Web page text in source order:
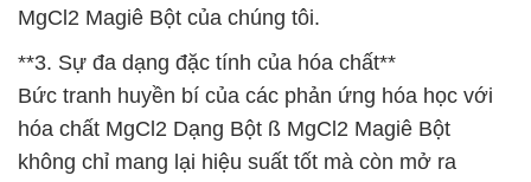
MgCl2 Magiê Bột của chúng tôi.
**3. Sự đa dạng đặc tính của hóa chất**
Bức tranh huyền bí của các phản ứng hóa học với
hóa chất MgCl2 Dạng Bột ß MgCl2 Magiê Bột
không chỉ mang lại hiệu suất tốt mà còn mở ra